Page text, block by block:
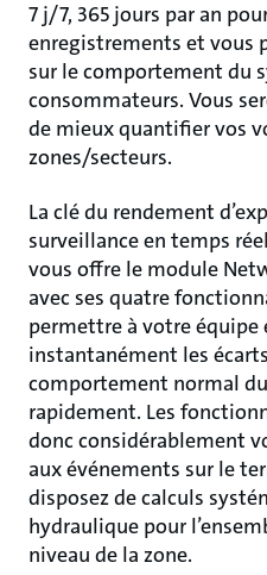
7 j/7, 365 jours par an
enregistrements et vous
sur le comportement du
consommateurs. Vous
de mieux quantifier vos
zones/secteurs.
La clé du rendement
surveillance en temps
vous offre le module
avec ses quatre
permettre à votre
instantanément les
comportement normal du
rapidement. Les
donc considérablement
aux événements sur le
disposez de calculs
hydraulique pour
niveau de la zone.